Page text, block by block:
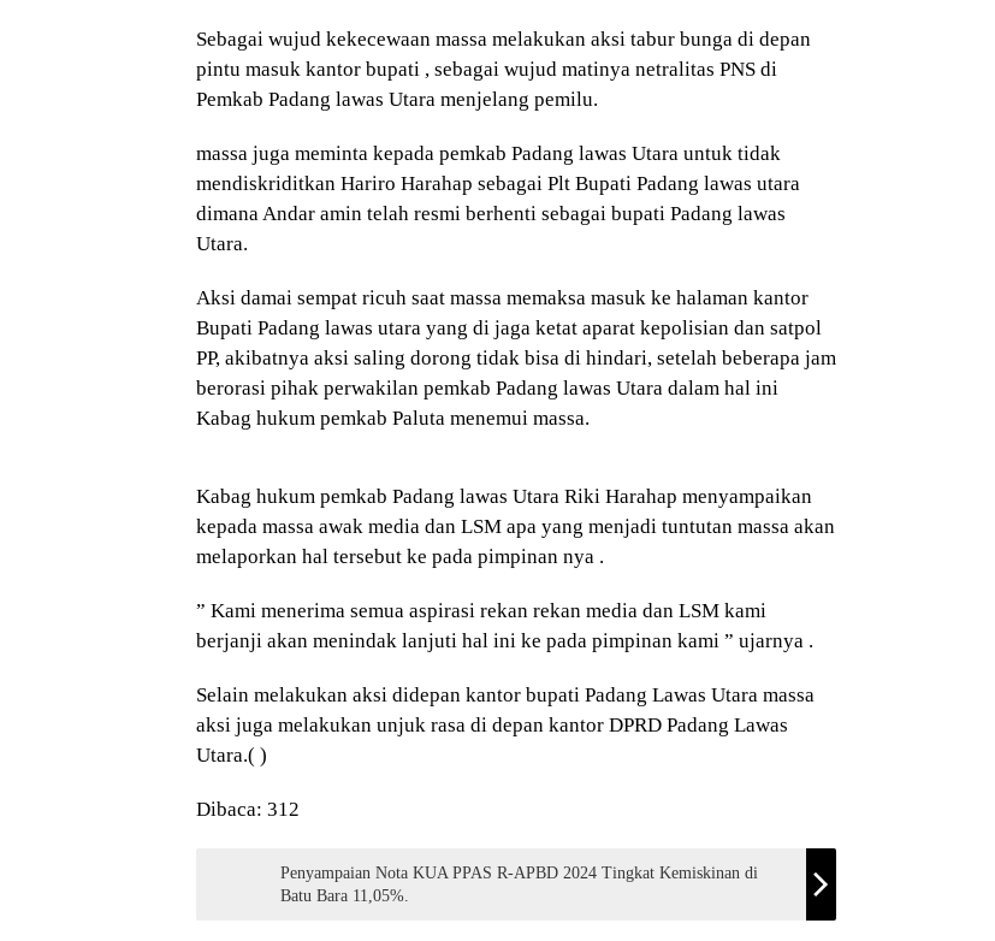
Sebagai wujud kekecewaan massa melakukan aksi tabur bunga di depan
pintu masuk kantor bupati , sebagai wujud matinya netralitas PNS di
Pemkab Padang lawas Utara menjelang pemilu.
massa juga meminta kepada pemkab Padang lawas Utara untuk tidak
mendiskriditkan Hariro Harahap sebagai Plt Bupati Padang lawas utara
dimana Andar amin telah resmi berhenti sebagai bupati Padang lawas
Utara.
Aksi damai sempat ricuh saat massa memaksa masuk ke halaman kantor
Bupati Padang lawas utara yang di jaga ketat aparat kepolisian dan satpol
PP, akibatnya aksi saling dorong tidak bisa di hindari, setelah beberapa jam
berorasi pihak perwakilan pemkab Padang lawas Utara dalam hal ini
Kabag hukum pemkab Paluta menemui massa.
Kabag hukum pemkab Padang lawas Utara Riki Harahap menyampaikan
kepada massa awak media dan LSM apa yang menjadi tuntutan massa akan
melaporkan hal tersebut ke pada pimpinan nya .
” Kami menerima semua aspirasi rekan rekan media dan LSM kami
berjanji akan menindak lanjuti hal ini ke pada pimpinan kami ” ujarnya .
Selain melakukan aksi didepan kantor bupati Padang Lawas Utara massa
aksi juga melakukan unjuk rasa di depan kantor DPRD Padang Lawas
Utara.( )
Dibaca: 312
Penyampaian Nota KUA PPAS R-APBD 2024 Tingkat Kemiskinan di
Batu Bara 11,05%.